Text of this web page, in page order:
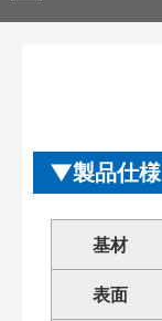
製品仕様
基材
表面